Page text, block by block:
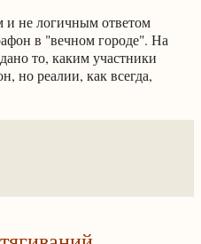
не логичным ответом
в "вечном городе". На
то, каким участники
но реалии, как всегда,